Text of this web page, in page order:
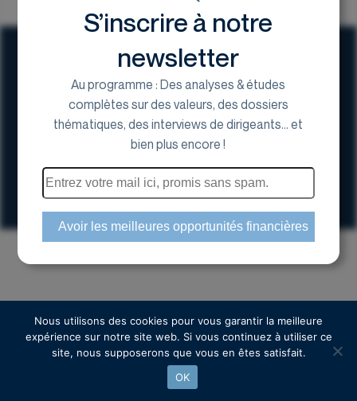
17 Avenue George V, 75008 Paris
Espace actionnaire
Copyright © 2024 Euroland Corporate
S’inscrire à notre
newsletter
Au programme : Des analyses & études
complètes sur des valeurs, des dossiers
thématiques, des interviews de dirigeants... et
bien plus encore !
Nous utilisons des cookies pour vous garantir la meilleure
expérience sur notre site web. Si vous continuez à utiliser ce
site, nous supposerons que vous en êtes satisfait.
OK